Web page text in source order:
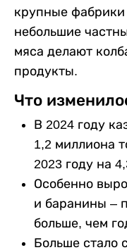
крупные
небольшие
мяса делают
продукты.
Что
В 2024 году
1,2 миллиона
2023 году на
Особенно
и баранины –
больше, чем
Больше стало